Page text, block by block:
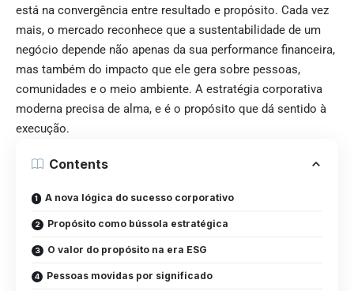
está na convergência entre resultado e propósito. Cada vez
mais, o mercado reconhece que a sustentabilidade de um
negócio depende não apenas da sua performance financeira,
mas também do impacto que ele gera sobre pessoas,
comunidades e o meio ambiente. A estratégia corporativa
moderna precisa de alma, e é o propósito que dá sentido à
execução.
Contents
A nova lógica do sucesso corporativo
Propósito como bússola estratégica
O valor do propósito na era ESG
Pessoas movidas por significado